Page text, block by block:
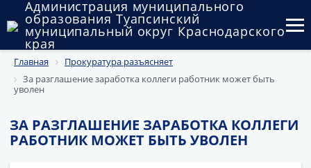
Администрация муниципального
образования Туапсинский
муниципальный округ Краснодарского
края
Округ
Администрация
Муниципальные закупки
Главная
Прокуратура разъясняет
За разглашение заработка коллеги работник может быть
уволен
ЗА РАЗГЛАШЕНИЕ ЗАРАБОТКА КОЛЛЕГИ
РАБОТНИК МОЖЕТ БЫТЬ УВОЛЕН